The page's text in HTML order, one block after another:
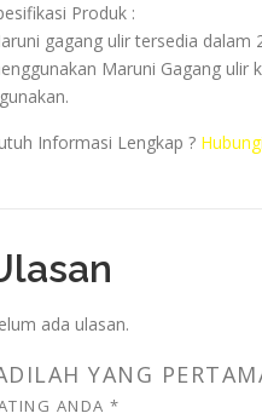
Produk :
gagang ulir tersedia dalam
Maruni Gagang ulir
Informasi Lengkap ?
ada ulasan.
YANG
ANDA *